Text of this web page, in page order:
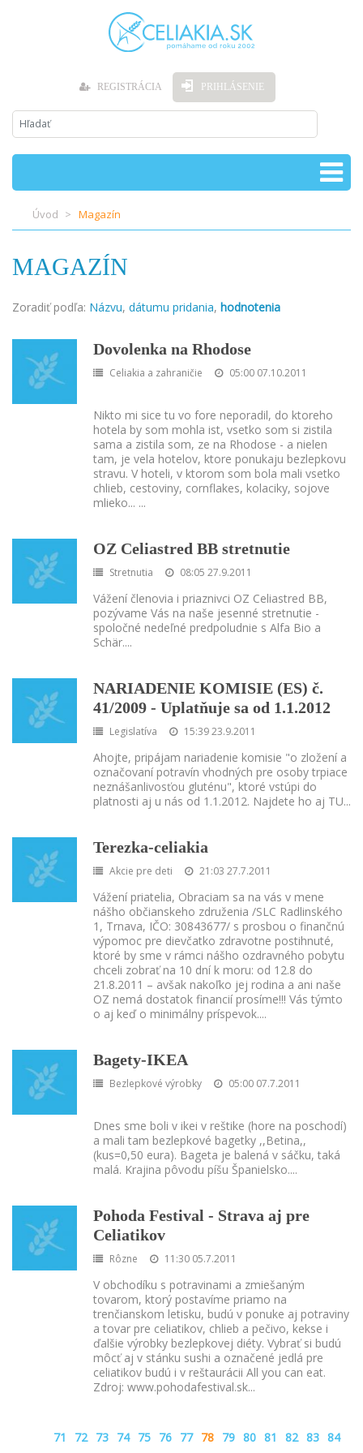
REGISTRÁCIA PRIHLÁSENIE
Úvod Magazín
MAGAZÍN
Zoradiť podľa: Názvu, dátumu pridania, hodnotenia
Dovolenka na Rhodose
Celiakia a zahraničie 05:00 07.10.2011
Nikto mi sice tu vo fore neporadil, do ktoreho
hotela by som mohla ist, vsetko som si zistila
sama a zistila som, ze na Rhodose - a nielen
tam, je vela hotelov, ktore ponukaju bezlepkovu
stravu. V hoteli, v ktorom som bola mali vsetko
chlieb, cestoviny, cornflakes, kolaciky, sojove
mlieko... ...
OZ Celiastred BB stretnutie
Stretnutia 08:05 27.9.2011
Vážení členovia i priaznivci OZ Celiastred BB,
pozývame Vás na naše jesenné stretnutie -
spoločné nedeľné predpoludnie s Alfa Bio a
Schär....
NARIADENIE KOMISIE (ES) č.
41/2009 - Uplatňuje sa od 1.1.2012
Legislatíva 15:39 23.9.2011
Ahojte, pripájam nariadenie komisie "o zložení a
označovaní potravín vhodných pre osoby trpiace
neznášanlivosťou gluténu", ktoré vstúpi do
platnosti aj u nás od 1.1.2012. Najdete ho aj TU...
Terezka-celiakia
Akcie pre deti 21:03 27.7.2011
Vážení priatelia, Obraciam sa na vás v mene
nášho občianskeho združenia /SLC Radlinského
1, Trnava, IČO: 30843677/ s prosbou o finančnú
výpomoc pre dievčatko zdravotne postihnuté,
ktoré by sme v rámci nášho ozdravného pobytu
chceli zobrať na 10 dní k moru: od 12.8 do
21.8.2011 – avšak nakoľko jej rodina a ani naše
OZ nemá dostatok financií prosíme!!! Vás týmto
o aj keď o minimálny príspevok....
Bagety-IKEA
Bezlepkové výrobky 05:00 07.7.2011
Dnes sme boli v ikei v reštike (hore na poschodí)
a mali tam bezlepkové bagetky ,,Betina,,
(kus=0,50 eura). Bageta je balená v sáčku, taká
malá. Krajina pôvodu píšu Španielsko....
Pohoda Festival - Strava aj pre
Celiatikov
Rôzne 11:30 05.7.2011
V obchodíku s potravinami a zmiešaným
tovarom, ktorý postavíme priamo na
trenčianskom letisku, budú v ponuke aj potraviny
a tovar pre celiatikov, chlieb a pečivo, kekse i
ďalšie výrobky bezlepkovej diéty. Vybrať si budú
môcť aj v stánku sushi a označené jedlá pre
celiatikov budú i v reštaurácii All you can eat.
Zdroj: www.pohodafestival.sk...
71 72 73 74 75 76 77 78 79 80 81 82 83 84